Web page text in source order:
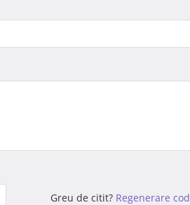
Greu de citit? Regenerare cod